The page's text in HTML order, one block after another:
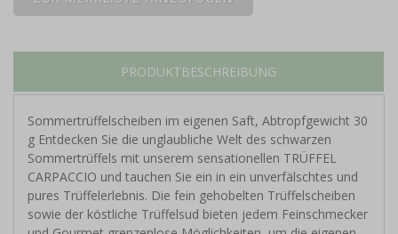
PRODUKTBESCHREIBUNG
Sommertrüffelscheiben im eigenen Saft, Abtropfgewicht 30
g Entdecken Sie die unglaubliche Welt des schwarzen
Sommertrüffels mit unserem sensationellen TRÜFFEL
CARPACCIO und tauchen Sie ein in ein unverfälschtes und
pures Trüffelerlebnis. Die fein gehobelten Trüffelscheiben
sowie der köstliche Trüffelsud bieten jedem Feinschmecker